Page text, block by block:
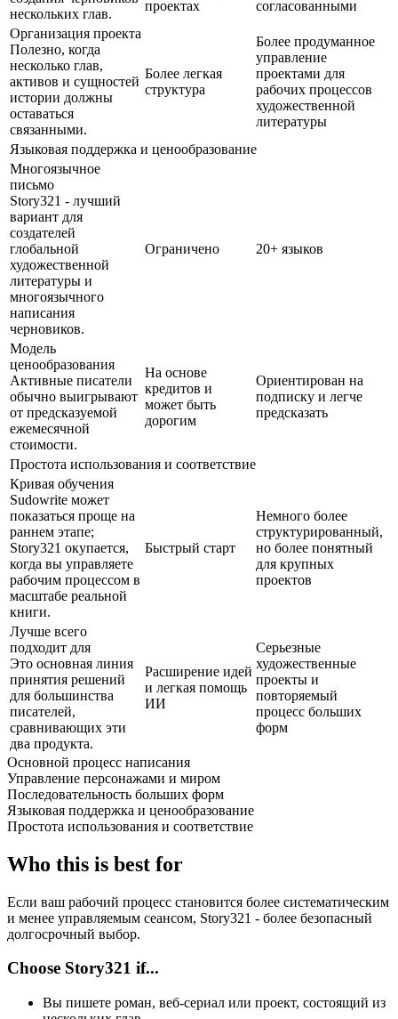
нескольких глав.
проектах
согласованными
Организация проекта
Полезно, когда
несколько глав,
активов и сущностей
истории должны
оставаться
связанными.
Более легкая
структура
Более продуманное
управление
проектами для
рабочих процессов
художественной
литературы
Языковая поддержка и ценообразование
Многоязычное
письмо
Story321 - лучший
вариант для
создателей
глобальной
художественной
литературы и
многоязычного
написания
черновиков.
Ограничено 20+ языков
Модель
ценообразования
Активные писатели
обычно выигрывают
от предсказуемой
ежемесячной
стоимости.
На основе
кредитов и
может быть
дорогим
Ориентирован на
подписку и легче
предсказать
Простота использования и соответствие
Кривая обучения
Sudowrite может
показаться проще на
раннем этапе;
Story321 окупается,
когда вы управляете
рабочим процессом в
масштабе реальной
книги.
Быстрый старт
Немного более
структурированный,
но более понятный
для крупных
проектов
Лучше всего
подходит для
Это основная линия
принятия решений
для большинства
писателей,
сравнивающих эти
два продукта.
Расширение идей
и легкая помощь
ИИ
Серьезные
художественные
проекты и
повторяемый
процесс больших
форм
Основной процесс написания
Управление персонажами и миром
Последовательность больших форм
Языковая поддержка и ценообразование
Простота использования и соответствие
Who this is best for
Если ваш рабочий процесс становится более систематическим
и менее управляемым сеансом, Story321 - более безопасный
долгосрочный выбор.
Choose Story321 if...
Вы пишете роман, веб-сериал или проект, состоящий из